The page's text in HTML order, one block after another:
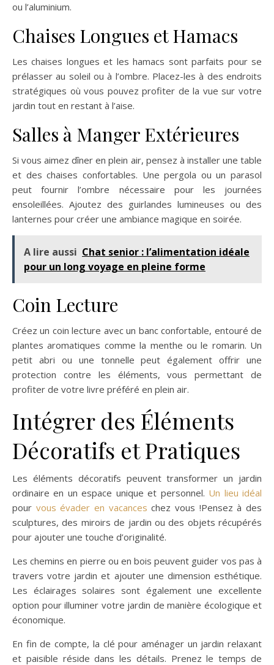
ou l’aluminium.
Chaises Longues et Hamacs
Les chaises longues et les hamacs sont parfaits pour se
prélasser au soleil ou à l’ombre. Placez-les à des endroits
stratégiques où vous pouvez profiter de la vue sur votre
jardin tout en restant à l’aise.
Salles à Manger Extérieures
Si vous aimez dîner en plein air, pensez à installer une table
et des chaises confortables. Une pergola ou un parasol
peut fournir l’ombre nécessaire pour les journées
ensoleillées. Ajoutez des guirlandes lumineuses ou des
lanternes pour créer une ambiance magique en soirée.
A lire aussi Chat senior : l’alimentation idéale
pour un long voyage en pleine forme
Coin Lecture
Créez un coin lecture avec un banc confortable, entouré de
plantes aromatiques comme la menthe ou le romarin. Un
petit abri ou une tonnelle peut également offrir une
protection contre les éléments, vous permettant de
profiter de votre livre préféré en plein air.
Intégrer des Éléments
Décoratifs et Pratiques
Les éléments décoratifs peuvent transformer un jardin
ordinaire en un espace unique et personnel. Un lieu idéal
pour vous évader en vacances chez vous !Pensez à des
sculptures, des miroirs de jardin ou des objets récupérés
pour ajouter une touche d’originalité.
Les chemins en pierre ou en bois peuvent guider vos pas à
travers votre jardin et ajouter une dimension esthétique.
Les éclairages solaires sont également une excellente
option pour illuminer votre jardin de manière écologique et
économique.
En fin de compte, la clé pour aménager un jardin relaxant
et paisible réside dans les détails. Prenez le temps de